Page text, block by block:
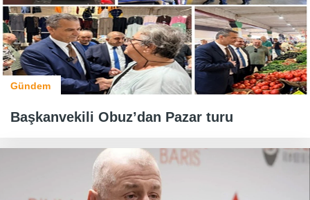
Gündem
Başkanvekili Obuz’dan Pazar turu